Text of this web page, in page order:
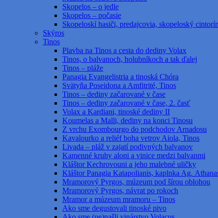
Skopelos – o jedle
Skopelos – počasie
Skopeloskí hasiči, predajcovia, skopeloský cintorín
Skýros
Tinos
Plavba na Tinos a cesta do dediny Volax
Tinos, o balvanoch, holubníkoch a tak ďalej
Tinos – pláže
Panagia Evangelistria a tinoská Chóra
Svätyňa Poseidona a Amfitrité, Tinos
Tinos – dediny začarované v čase
Tinos – dediny začarované v čase, 2. časť
Volax a Kardiani, tinoské dediny II
Koumelas a Malli, dediny na konci Tinosu
Z vrchu Exombourgo do podchodov Arnadosu
Kavalourko a reliéf boha vetrov Aiola, Tinos
Livada – pláž v zajatí podivných balvanov
Kamenné kruhy aloni a vinice medzi balvanmi
Kláštor Kechrovouni a jeho malebné uličky
Kláštor Panagia Katapolianis, kaplnka Ag.
Mramorový Pyrgos, múzeum pod šírou oblohou
Mramorový Pyrgos, návrat po rokoch
Mramor a múzeum mramoru – Tinos
Ako sme degustovali tinoské pivo